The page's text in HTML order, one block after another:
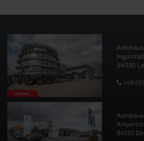
84030
+49
84130